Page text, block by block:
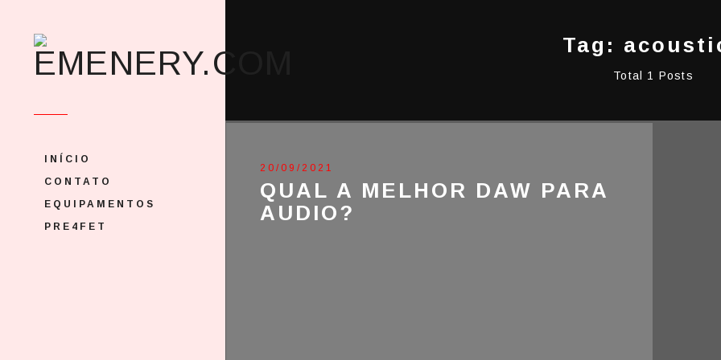
INÍCIO
CONTATO
EQUIPAMENTOS
PRE4FET
Tag:
Total 1 Posts
20/09/2021
QUAL A MELHOR DAW PARA
AUDIO?